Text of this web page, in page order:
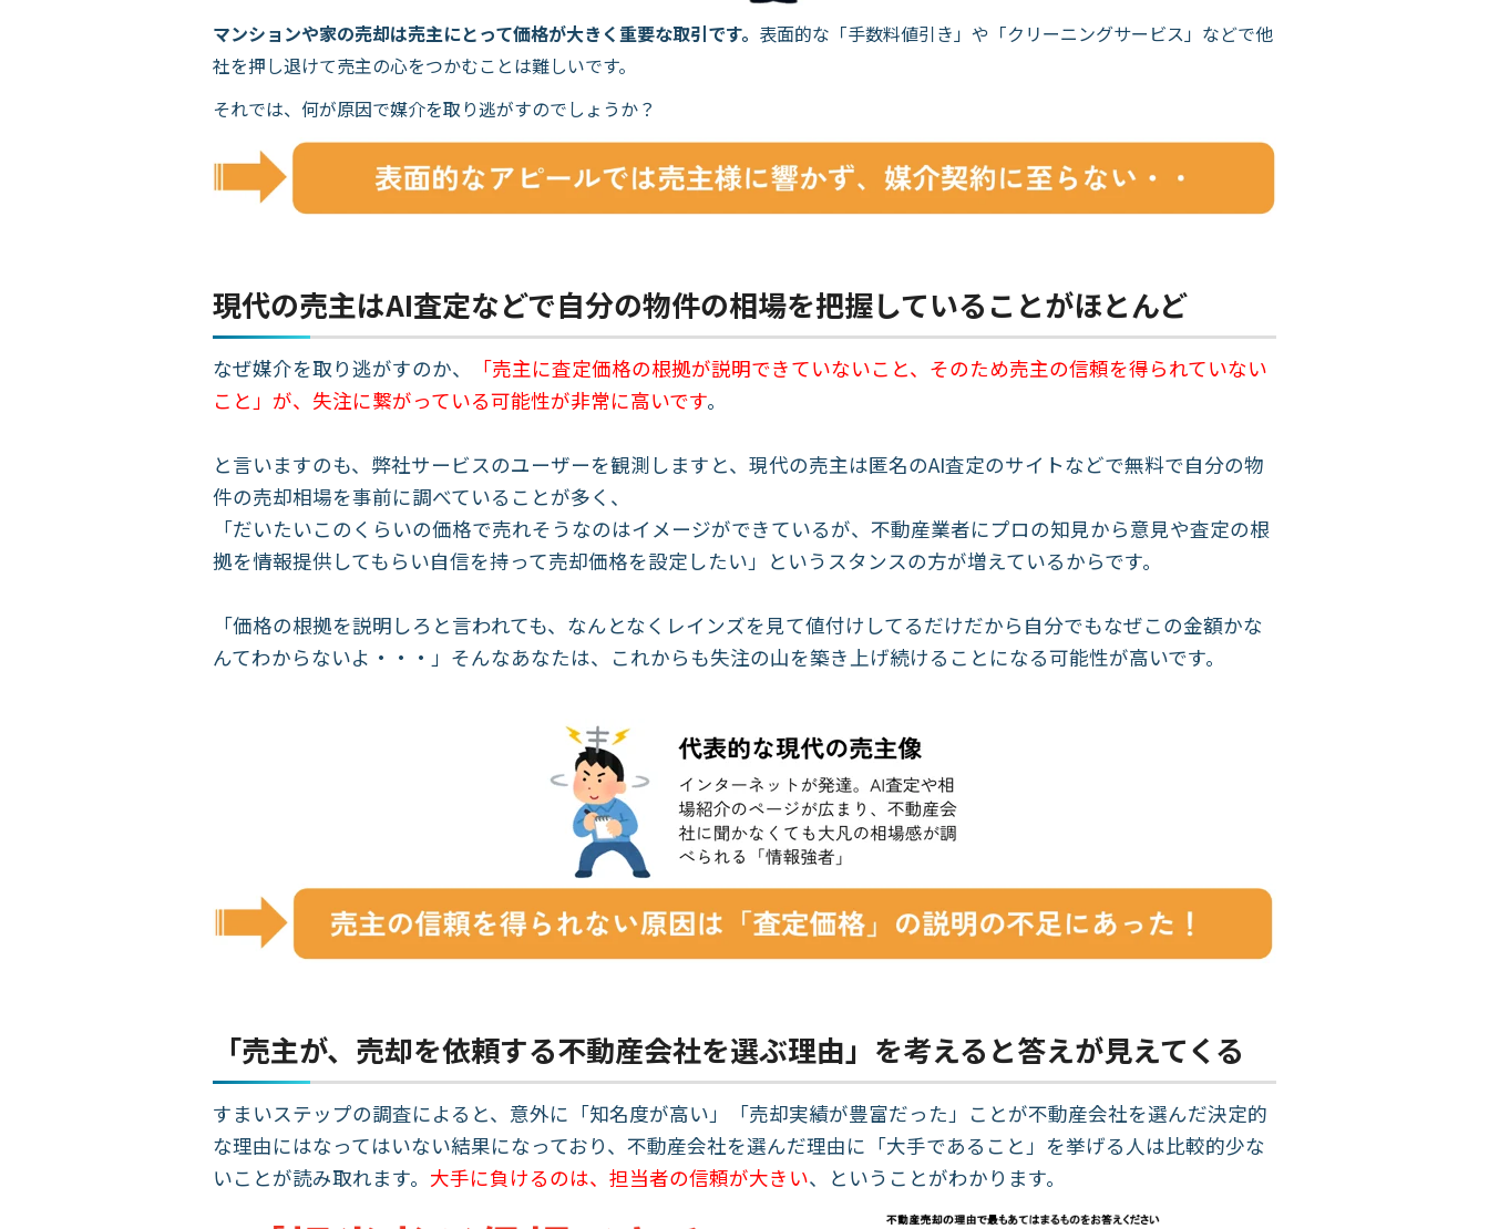
マンションや家の売却は売主にとって価格が大きく重要な取引です。 表面的な「手数料値引き」や「クリーニングサービス」などで他
社を押し退けて売主の心をつかむことは難しいです。
それでは、何が原因で媒介を取り逃がすのでしょうか？
現代の売主はAI査定などで自分の物件の相場を把握していることがほとんど
なぜ媒介を取り逃がすのか、
「売主に査定価格の根拠が説明できていないこと、そのため売主の信頼を得られていない
こと」が、失注に繋がっている可能性が非常に高いです。
と言いますのも、弊社サービスのユーザーを観測しますと、現代の売主は匿名のAI査定のサイトなどで無料で自分の物
件の売却相場を事前に調べていることが多く、
「だいたいこのくらいの価格で売れそうなのはイメージができているが、不動産業者にプロの知見から意見や査定の根
拠を情報提供してもらい自信を持って売却価格を設定したい」というスタンスの方が増えているからです。
「価格の根拠を説明しろと言われても、なんとなくレインズを見て値付けしてるだけだから自分でもなぜこの金額かな
んてわからないよ・・・」そんなあなたは、これからも失注の山を築き上げ続けることになる可能性が高いです。
「売主が、売却を依頼する不動産会社を選ぶ理由」を考えると答えが見えてくる
すまいステップの調査によると、意外に「知名度が高い」「売却実績が豊富だった」ことが不動産会社を選んだ決定的
な理由にはなってはいない結果になっており、不動産会社を選んだ理由に「大手であること」を挙げる人は比較的少な
いことが読み取れます。 大手に負けるのは、担当者の信頼が大きい、ということがわかります。